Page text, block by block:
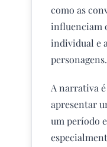
como as
influenciam
individual e
personagens.
A narrativa
apresentar
um período